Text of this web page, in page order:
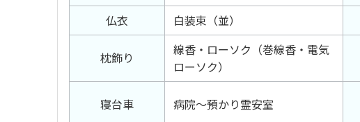
仏衣
白装束（並）
枕飾り
線香・ローソク（巻線香・電気
ローソク）
寝台車 病院～預かり霊安室